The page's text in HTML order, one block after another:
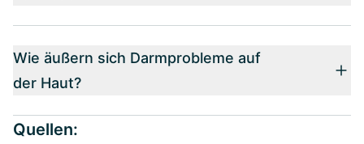
Wie äußern sich Darmprobleme auf
der Haut?
Quellen: